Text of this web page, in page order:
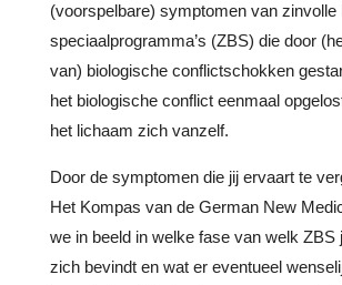
(voorspelbare) symptomen van zinvolle
speciaalprogramma’s (ZBS) die door
van) biologische conflictschokken
het biologische conflict eenmaal
het lichaam zich vanzelf.
Door de symptomen die jij ervaart te
Het Kompas van de German New
we in beeld in welke fase van welk ZBS
zich bevindt en wat er eventueel